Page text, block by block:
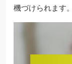
機づけられます。